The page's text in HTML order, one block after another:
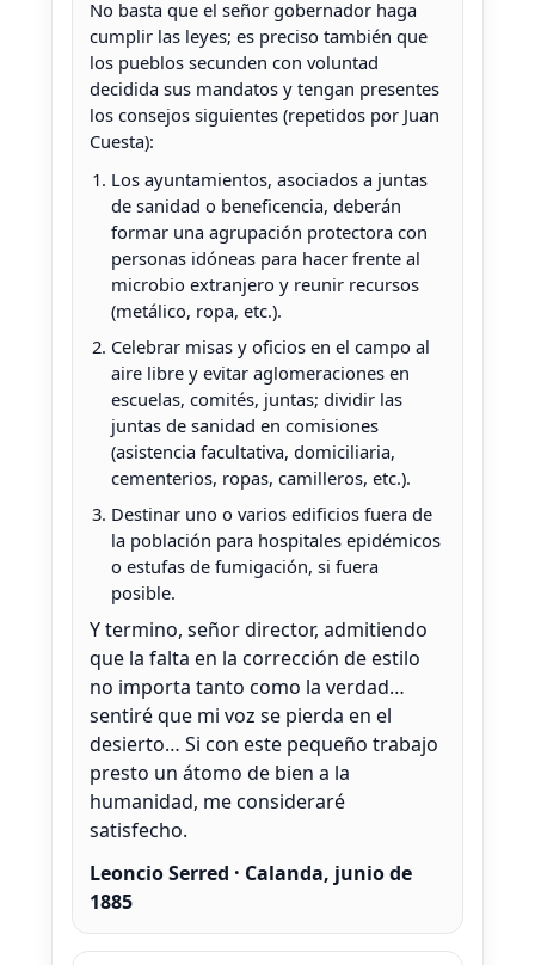
No basta que el señor gobernador haga
cumplir las leyes; es preciso también que
los pueblos secunden con voluntad
decidida sus mandatos y tengan presentes
los consejos siguientes (repetidos por Juan
Cuesta):
Los ayuntamientos, asociados a juntas
de sanidad o beneficencia, deberán
formar una agrupación protectora con
personas idóneas para hacer frente al
microbio extranjero y reunir recursos
(metálico, ropa, etc.).
Celebrar misas y oficios en el campo al
aire libre y evitar aglomeraciones en
escuelas, comités, juntas; dividir las
juntas de sanidad en comisiones
(asistencia facultativa, domiciliaria,
cementerios, ropas, camilleros, etc.).
Destinar uno o varios edificios fuera de
la población para hospitales epidémicos
o estufas de fumigación, si fuera
posible.
Y termino, señor director, admitiendo
que la falta en la corrección de estilo
no importa tanto como la verdad…
sentiré que mi voz se pierda en el
desierto… Si con este pequeño trabajo
presto un átomo de bien a la
humanidad, me consideraré
satisfecho.
Leoncio Serred · Calanda, junio de
1885